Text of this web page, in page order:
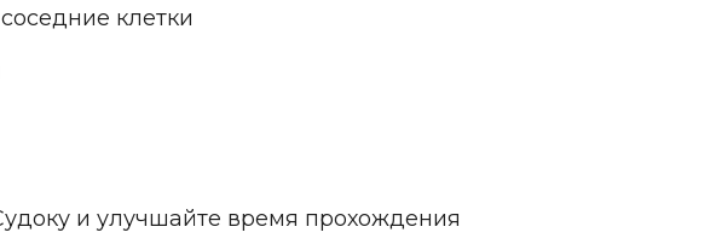
клетки
и улучшайте время прохождения